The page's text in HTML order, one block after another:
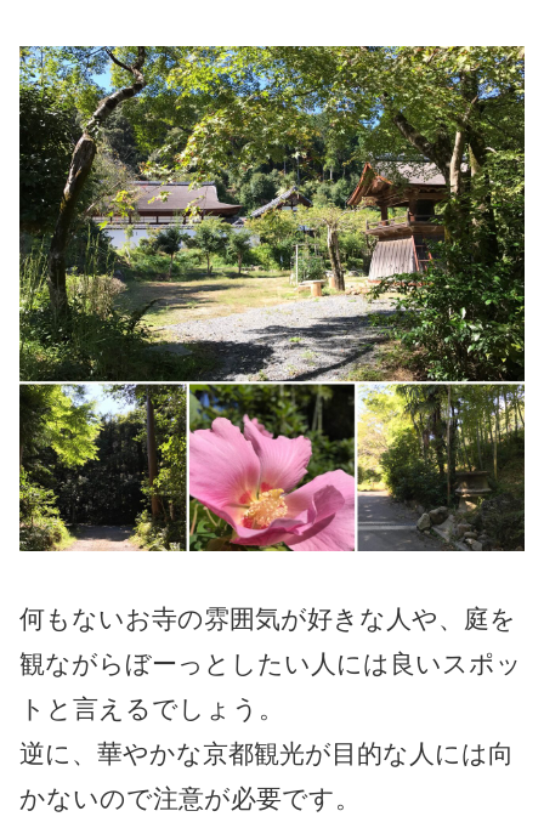
何もないお寺の雰囲気が好きな人や、庭を
観ながらぼーっとしたい人には良いスポッ
トと言えるでしょう。
逆に、華やかな京都観光が目的な人には向
かないので注意が必要です。